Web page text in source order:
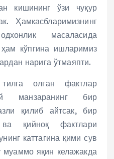
кишининг ўзи чуқур
Ҳамкасбларимизнинг
масаласида
кўпгина ишларимиз
нарига ўтмаяпти.
олган фактлар
манзаранинг бир
қилиб айтсак, бир
қийноқ фактлари
каттагина қими сув
яқин келажакда